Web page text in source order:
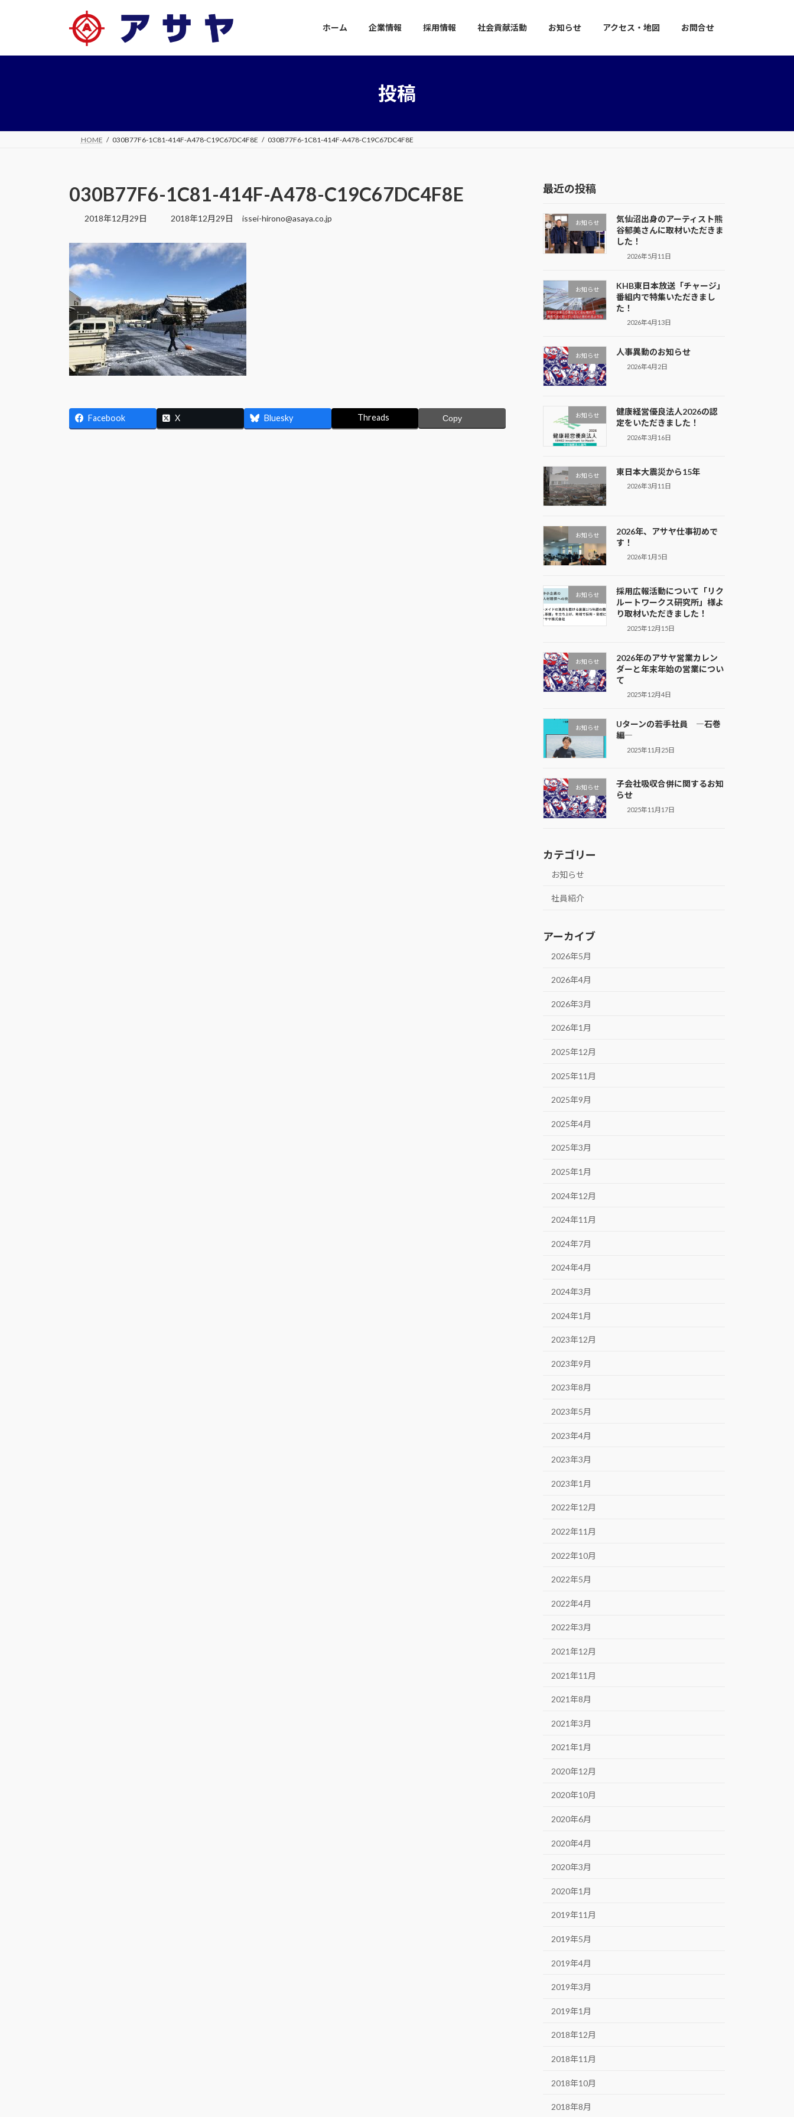
プ
動
ホーム 企業情報 採用情報 社会貢献活動 お知らせ アクセス・地図 お問合せ
投稿
HOME 030B77F6-1C81-414F-A478-C19C67DC4F8E 030B77F6-1C81-414F-A478-C19C67DC4F8E
030B77F6-1C81-414F-A478-C19C67DC4F8E
2018年12月29日
最
更
新
日
2018年12月29日 issei-hirono@asaya.co.jp
Facebook X Bluesky Threads Copy
最近の投稿
お知らせ
気仙沼出身のアーティスト熊
谷郁美さんに取材いただきま
した！
2026年5月11日
お知らせ
KHB東日本放送「チャージ」
番組内で特集いただきまし
た！
2026年4月13日
お知らせ 人事異動のお知らせ
2026年4月2日
お知らせ
健康経営優良法人2026の認
定をいただきました！
2026年3月16日
お知らせ 東日本大震災から15年
2026年3月11日
お知らせ
2026年、アサヤ仕事初めで
す！
2026年1月5日
お知らせ
採用広報活動について「リク
ルートワークス研究所」様よ
り取材いただきました！
2025年12月15日
お知らせ
2026年のアサヤ営業カレン
ダーと年末年始の営業につい
て
2025年12月4日
お知らせ
Uターンの若手社員 ―石巻
編―
2025年11月25日
お知らせ
子会社吸収合併に関するお知
らせ
2025年11月17日
カテゴリー
お知らせ
社員紹介
アーカイブ
2026年5月
2026年4月
2026年3月
2026年1月
2025年12月
2025年11月
2025年9月
2025年4月
2025年3月
2025年1月
2024年12月
2024年11月
2024年7月
2024年4月
2024年3月
2024年1月
2023年12月
2023年9月
2023年8月
2023年5月
2023年4月
2023年3月
2023年1月
2022年12月
2022年11月
2022年10月
2022年5月
2022年4月
2022年3月
2021年12月
2021年11月
2021年8月
2021年3月
2021年1月
2020年12月
2020年10月
2020年6月
2020年4月
2020年3月
2020年1月
2019年11月
2019年5月
2019年4月
2019年3月
2019年1月
2018年12月
2018年11月
2018年10月
2018年8月